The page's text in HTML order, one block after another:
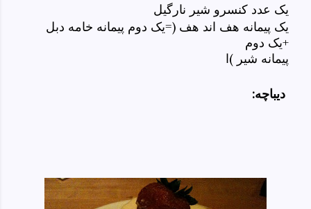
یک عدد کنسرو شیر نارگیل
یک پیمانه هف اند هف (=یک دوم پیمانه خامه دبل
+یک دوم
پیمانه شیر )ا